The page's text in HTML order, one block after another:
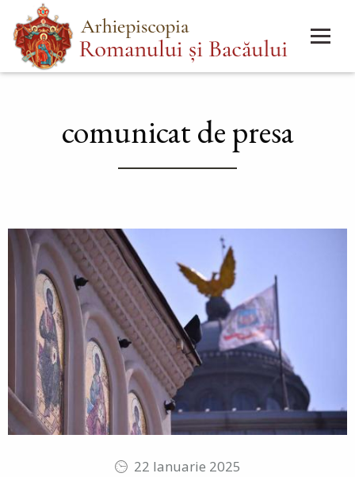
Mergi
la
conţinutul
Main
menu
comunicat de presa
22 Ianuarie 2025